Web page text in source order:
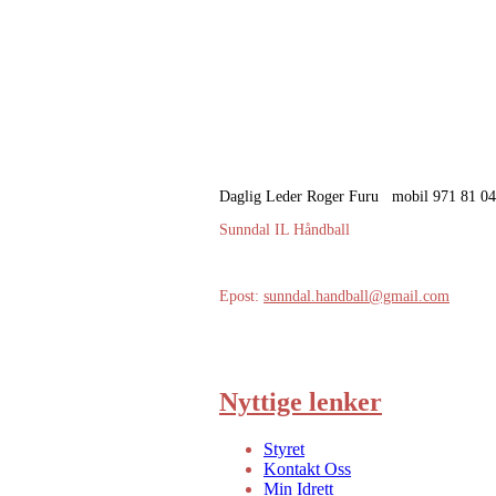
Daglig Leder Roger Furu mobil 971 81
Sunndal IL Håndball
Epost: sunndal.handball@gmail.com
Nyttige lenker
Styret
Kontakt Oss
Min Idrett